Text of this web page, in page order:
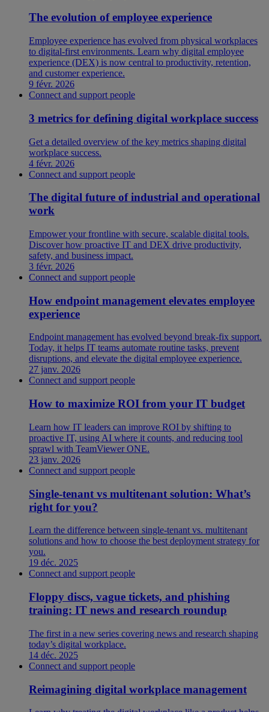
The evolution of employee experience
Employee experience has evolved from physical workplaces
to digital-first environments. Learn why digital employee
experience (DEX) is now central to productivity, retention,
and customer experience.
9 févr. 2026
Connect and support people
3 metrics for defining digital workplace success
Get a detailed overview of the key metrics shaping digital
workplace success.
4 févr. 2026
Connect and support people
The digital future of industrial and operational
work
Empower your frontline with secure, scalable digital tools.
Discover how proactive IT and DEX drive productivity,
safety, and business impact.
3 févr. 2026
Connect and support people
How endpoint management elevates employee
experience
Endpoint management has evolved beyond break-fix support.
Today, it helps IT teams automate routine tasks, prevent
disruptions, and elevate the digital employee experience.
27 janv. 2026
Connect and support people
How to maximize ROI from your IT budget
Learn how IT leaders can improve ROI by shifting to
proactive IT, using AI where it counts, and reducing tool
sprawl with TeamViewer ONE.
23 janv. 2026
Connect and support people
Single-tenant vs multitenant solution: What’s
right for you?
Learn the difference between single-tenant vs. multitenant
solutions and how to choose the best deployment strategy for
you.
19 déc. 2025
Connect and support people
Floppy discs, vague tickets, and phishing
training: IT news and research roundup
The first in a new series covering news and research shaping
today’s digital workplace.
14 déc. 2025
Connect and support people
Reimagining digital workplace management